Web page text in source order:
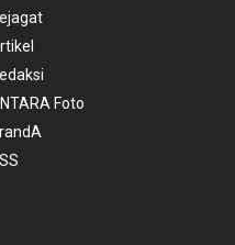
Foto